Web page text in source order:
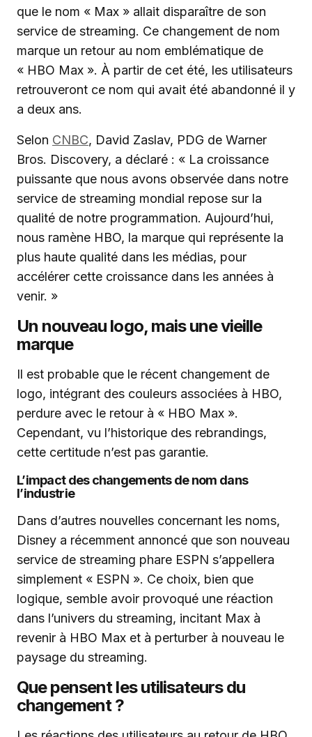
que le nom « Max » allait disparaître de son
service de streaming. Ce changement de nom
marque un retour au nom emblématique de
« HBO Max ». À partir de cet été, les utilisateurs
retrouveront ce nom qui avait été abandonné il y
a deux ans.
Selon CNBC, David Zaslav, PDG de Warner
Bros. Discovery, a déclaré : « La croissance
puissante que nous avons observée dans notre
service de streaming mondial repose sur la
qualité de notre programmation. Aujourd’hui,
nous ramène HBO, la marque qui représente la
plus haute qualité dans les médias, pour
accélérer cette croissance dans les années à
venir. »
Un nouveau logo, mais une vieille
marque
Il est probable que le récent changement de
logo, intégrant des couleurs associées à HBO,
perdure avec le retour à « HBO Max ».
Cependant, vu l’historique des rebrandings,
cette certitude n’est pas garantie.
L’impact des changements de nom dans
l’industrie
Dans d’autres nouvelles concernant les noms,
Disney a récemment annoncé que son nouveau
service de streaming phare ESPN s’appellera
simplement « ESPN ». Ce choix, bien que
logique, semble avoir provoqué une réaction
dans l’univers du streaming, incitant Max à
revenir à HBO Max et à perturber à nouveau le
paysage du streaming.
Que pensent les utilisateurs du
changement ?